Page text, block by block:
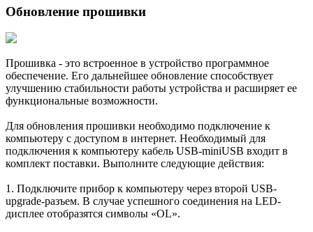
Обновление прошивки
Прошивка - это встроенное в устройство программное
обеспечение. Его дальнейшее обновление способствует
улучшению стабильности работы устройства и расширяет ее
функциональные возможности.
Для обновления прошивки необходимо подключение к
компьютеру с доступом в интернет. Необходимый для
подключения к компьютеру кабель USB-miniUSB входит в
комплект поставки. Выполните следующие действия:
1. Подключите прибор к компьютеру через второй USB-
upgrade-разъем. В случае успешного соединения на LED-
дисплее отобразятся символы «OL».